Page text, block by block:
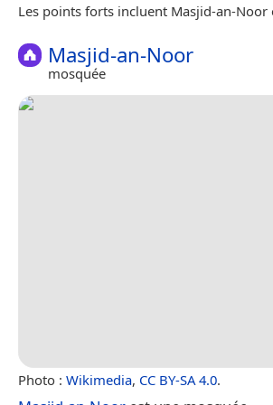
Les points forts incluent Masjid-an-Noor
Masjid-an-Noor
mosquée
Photo : Wikimedia, CC BY-SA 4.0.